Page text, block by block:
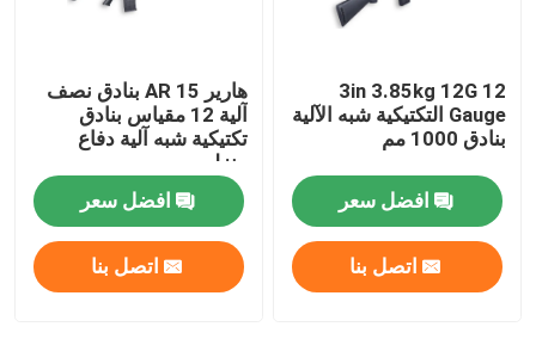
بنادق بولت أكشن
بنادق نصف آلية
بنادق فوق وتحت
3in 3.85kg 12G 12
Gauge التكتيكية شبه الآلية
بنادق 1000 مم
افضل سعر
اتصل بنا
هارير AR 15 بنادق نصف
آلية 12 مقياس بنادق
تكتيكية شبه آلية دفاع
منزلي
افضل سعر
اتصل بنا